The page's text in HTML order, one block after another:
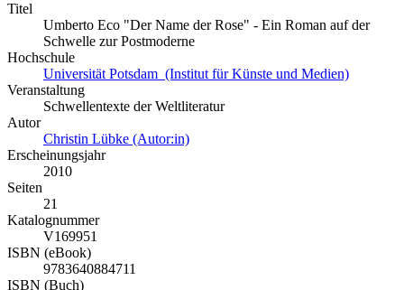
Titel
Umberto Eco "Der Name der Rose" - Ein Roman auf der
Schwelle zur Postmoderne
Hochschule
Universität Potsdam (Institut für Künste und Medien)
Veranstaltung
Schwellentexte der Weltliteratur
Autor
Christin Lübke (Autor:in)
Erscheinungsjahr
2010
Seiten
21
Katalognummer
V169951
ISBN (eBook)
9783640884711
ISBN (Buch)